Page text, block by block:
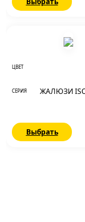
ЦВЕТ
СЕРИЯ ЖАЛЮЗИ
Выбрать